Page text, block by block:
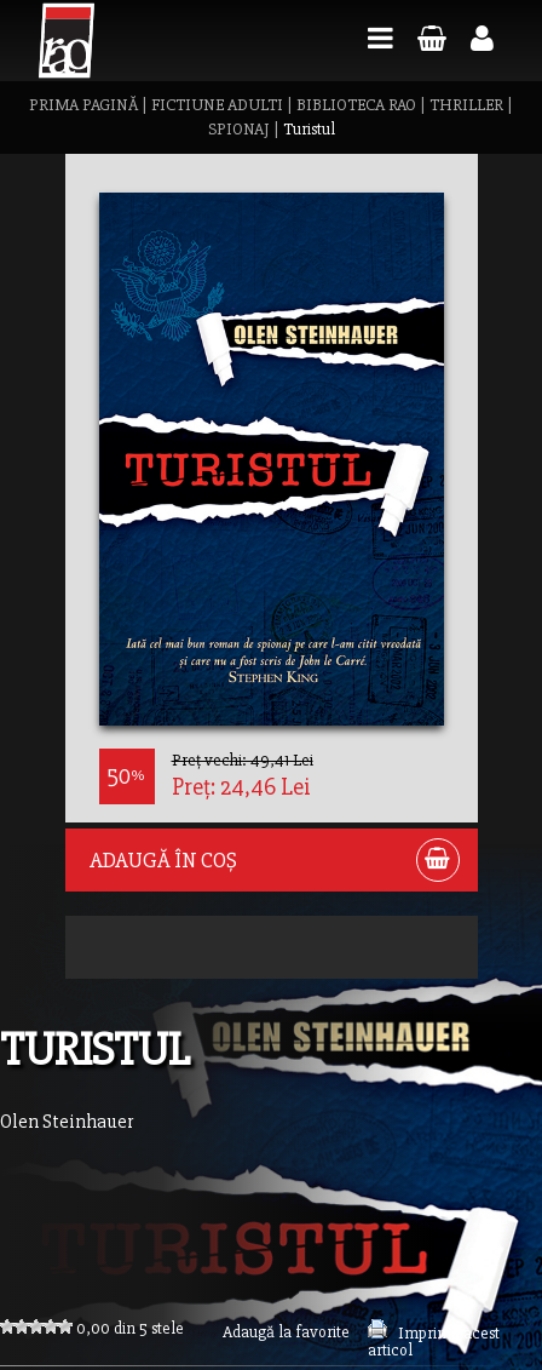
PRIMA PAGINĂ| FICTIUNE ADULTI BIBLIOTECA RAO THRILLER
SPIONAJ
Turistul
50%
Preț vechi: 49,41 Lei
Preț: 24,46 Lei
ADAUGĂ ÎN COȘ
TURISTUL
Olen Steinhauer
0,00 din 5 stele Adaugă la favorite
Imprimă acest
articol